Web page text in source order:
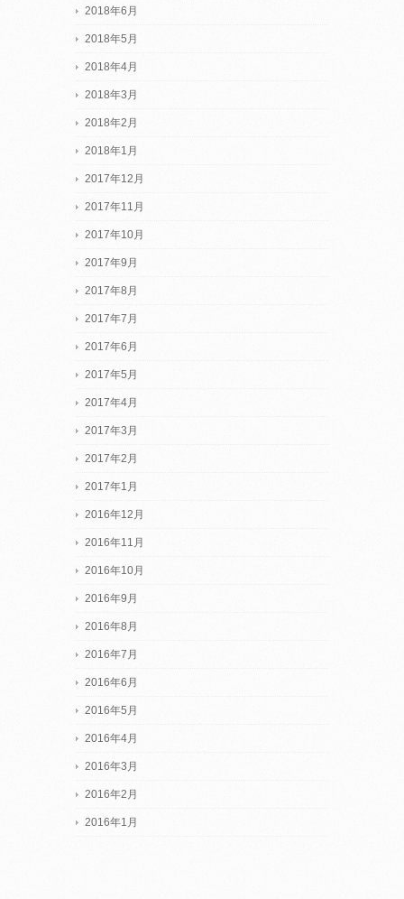
2018年6月
2018年5月
2018年4月
2018年3月
2018年2月
2018年1月
2017年12月
2017年11月
2017年10月
2017年9月
2017年8月
2017年7月
2017年6月
2017年5月
2017年4月
2017年3月
2017年2月
2017年1月
2016年12月
2016年11月
2016年10月
2016年9月
2016年8月
2016年7月
2016年6月
2016年5月
2016年4月
2016年3月
2016年2月
2016年1月